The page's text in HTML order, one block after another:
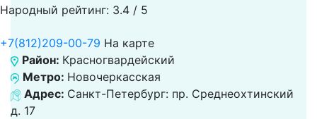
Народный рейтинг: 3.4 / 5
+7(812)209-00-79 На карте
Район: Красногвардейский
Метро: Новочеркасская
Адрес: Санкт-Петербург: пр. Среднеохтинский
д. 17